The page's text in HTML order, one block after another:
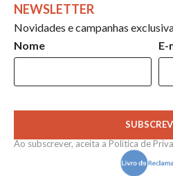
NEWSLETTER
Novidades e campanhas
Nome
E-
Ao subscrever, aceita a Política de